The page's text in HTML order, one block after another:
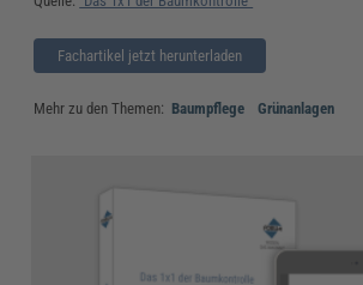
Fachartikel jetzt herunterladen
Mehr zu den Themen: Baumpflege Grünanlagen